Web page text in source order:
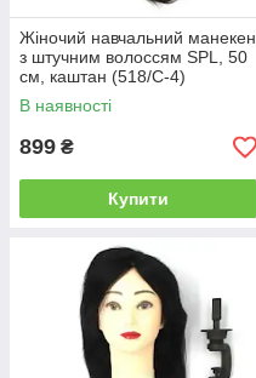
Жіночий навчальний манекен
з штучним волоссям SPL, 50
см, каштан (518/C-4)
В наявності
899 ₴
Купити